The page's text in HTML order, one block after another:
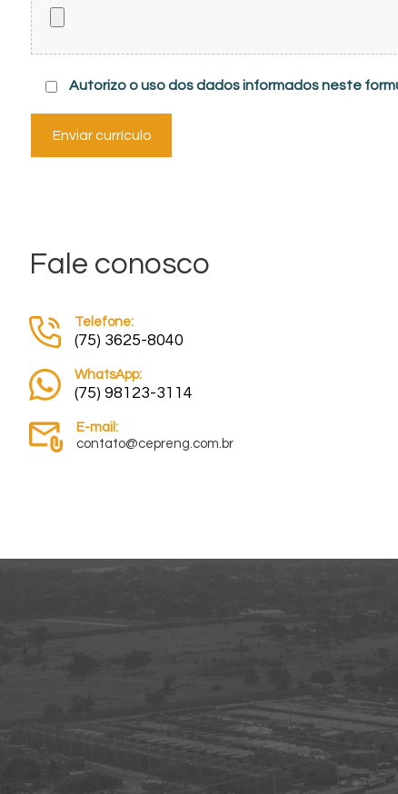
Autorizo o uso dos dados informados neste
Enviar currículo
Fale conosco
Telefone:
(75) 3625-8040
WhatsApp:
(75) 98123-3114
E-mail:
contato@cepreng.com.br